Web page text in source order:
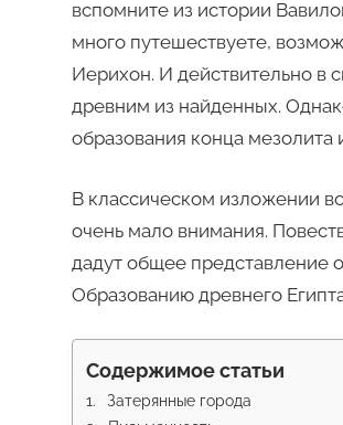
вспомните из истории
много путешествуете,
Иерихон. И действительно в
древним из найденных.
образования конца мезолита
В классическом изложении
очень мало внимания.
дадут общее представление
Образованию древнего
Содержимое статьи
Затерянные города